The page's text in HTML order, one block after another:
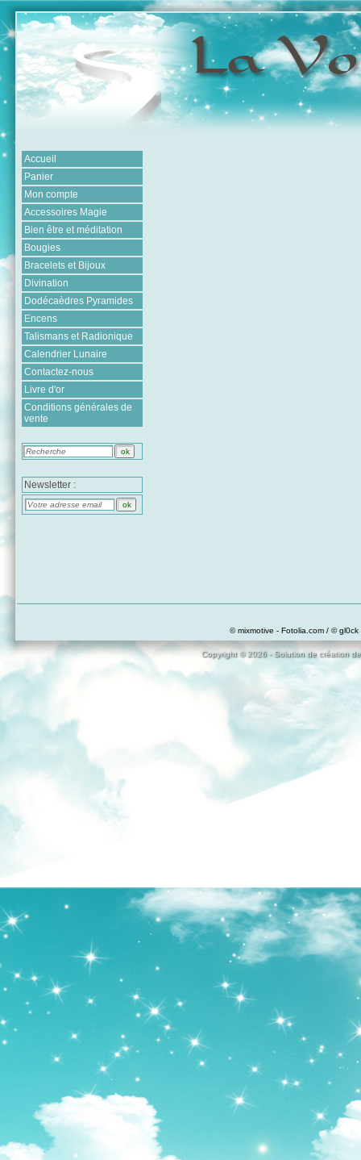
Accueil
Panier
Mon compte
Accessoires Magie
Bien être et méditation
Bougies
Bracelets et Bijoux
Divination
Dodécaèdres Pyramides
Encens
Talismans et Radionique
Calendrier Lunaire
Contactez-nous
Livre d'or
Conditions générales de
vente
Newsletter :
© mixmotive - Fotolia.com / ©
Copyright © 2026 - Solution de création